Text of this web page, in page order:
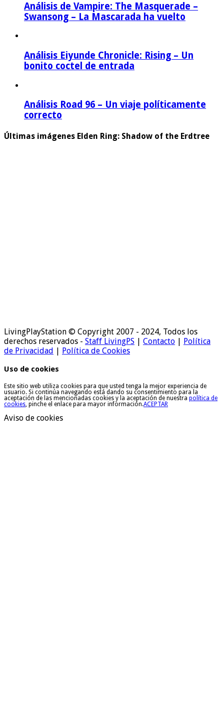
Análisis de Vampire: The Masquerade –
Swansong – La Mascarada ha vuelto
Análisis Eiyunde Chronicle: Rising – Un
bonito coctel de entrada
Análisis Road 96 – Un viaje políticamente
correcto
Últimas imágenes Elden Ring: Shadow of the Erdtree
LivingPlayStation © Copyright 2007 - 2024, Todos los
derechos reservados - Staff LivingPS | Contacto | Política
de Privacidad | Política de Cookies
Uso de cookies
Este sitio web utiliza cookies para que usted tenga la mejor experiencia de
usuario. Si continúa navegando está dando su consentimiento para la
aceptación de las mencionadas cookies y la aceptación de nuestra política de
cookies , pinche el enlace para mayor información.ACEPTAR
Aviso de cookies